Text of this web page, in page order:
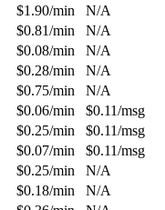
$1.90/min
N/A
$0.81/min
N/A
$0.08/min
N/A
$0.28/min
N/A
$0.75/min
N/A
$0.06/min $0.11/msg
$0.25/min $0.11/msg
$0.07/min $0.11/msg
$0.25/min
N/A
$0.18/min
N/A